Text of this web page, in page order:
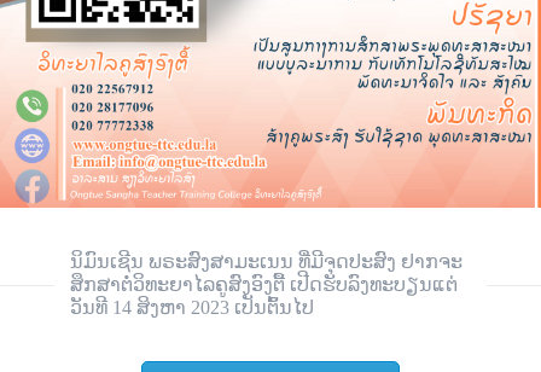
ນິມົນເຊີນ ພຣະສົງສາມະເນນ ທີ່ມີຈຸດປະສົງ ຢາກຈະ
ສຶກສາຕໍ່ວິທະຍາໄລຄູສົງອົງຕື້ ເປີດຮັບລົງທະບຽນແຕ່
ວັນທີ 14 ສິງຫາ 2023 ເປັນຕົ້ນໄປ